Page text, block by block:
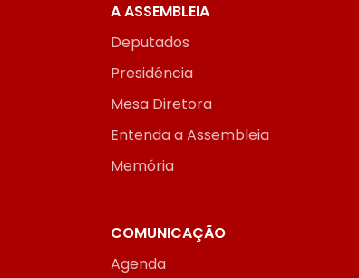
A ASSEMBLEIA
Deputados
Presidência
Mesa Diretora
Entenda a Assembleia
Memória
COMUNICAÇÃO
Agenda